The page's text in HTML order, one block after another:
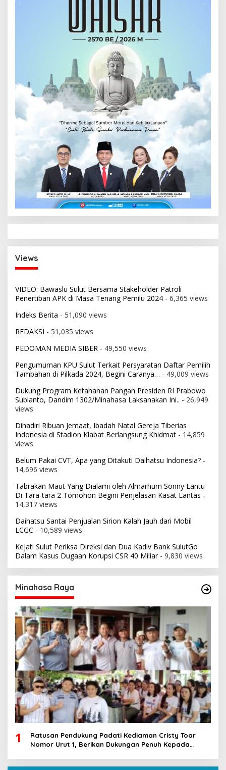
Views
VIDEO: Bawaslu Sulut Bersama Stakeholder Patroli
Penertiban APK di Masa Tenang Pemilu 2024 - 6,365 views
Indeks Berita - 51,090 views
REDAKSI - 51,035 views
PEDOMAN MEDIA SIBER - 49,550 views
Pengumuman KPU Sulut Terkait Persyaratan Daftar Pemilih
Tambahan di Pilkada 2024, Begini Caranya… - 49,009 views
Dukung Program Ketahanan Pangan Presiden RI Prabowo
Subianto, Dandim 1302/Minahasa Laksanakan Ini.. - 26,949
views
Dihadiri Ribuan Jemaat, Ibadah Natal Gereja Tiberias
Indonesia di Stadion Klabat Berlangsung Khidmat - 14,859
views
Belum Pakai CVT, Apa yang Ditakuti Daihatsu Indonesia? -
14,696 views
Tabrakan Maut Yang Dialami oleh Almarhum Sonny Lantu
Di Tara-tara 2 Tomohon Begini Penjelasan Kasat Lantas -
14,317 views
Daihatsu Santai Penjualan Sirion Kalah Jauh dari Mobil
LCGC - 10,589 views
Kejati Sulut Periksa Direksi dan Dua Kadiv Bank SulutGo
Dalam Kasus Dugaan Korupsi CSR 40 Miliar- 9,830 views
Minahasa Raya
1
Ratusan Pendukung Padati Kediaman Cristy Toar
Nomor Urut 1, Berikan Dukungan Penuh Kepada